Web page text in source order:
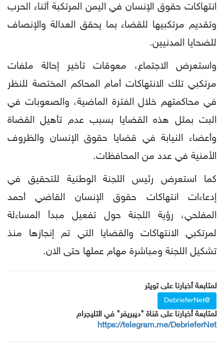
انتهاكات حقوق الإنسان في اليمن المرتكبة أثناء الحرب
وتقديم مرتكبيها للقضاء بما يحقق العدالة والإنصاف
للضحايا المدنيين.
واستعرض الاجتماع، معوقات تأخير إحالة ملفات
مرتكبي تلك الانتهاكات أمام المحاكم المختصة للنظر
في محاكمتهم خلال الفترة الماضية، والصعوبات في
البت بمثل هذه القضايا بسبب عدم تأهيل القضاة
وأعضاء النيابة في قضايا حقوق الإنسان والظروف
الأمنية في عدد من المحافظات.
كما استعرض رئيس اللجنة الوطنية للتحقيق في
إدعاءات انتهاكات حقوق الإنسان القاضي أحمد
المفلحي، رؤية اللجنة حول تفعيل مبدأ المساءلة
لمرتكبي الانتهاكات والقضايا التي تم إنجازها منذ
تشكيل اللجنة ومباشرة مهام عملها حتى الان.
لمتابعة أخبارنا على تويتر
@DebrieferNet
لمتابعة أخبارنا على قناة "ديبريفر" في التليجرام
https://telegram.me/DebrieferNet